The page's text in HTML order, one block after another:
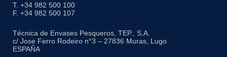
T. +34 982 500 100
F. +34 982 500 107
Técnica de Envases Pesqueros, TEP., S,A.
c/ Jose Ferro Rodeiro n°3 – 27836 Muras, Lugo
ESPAÑA